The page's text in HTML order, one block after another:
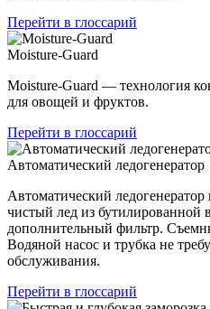
Перейти в глоссарий
Moisture-Guard
Moisture-Guard — технология
для овощей и фруктов.
Перейти в глоссарий
Автоматический ледогенератор
Автоматический
чистый лед из бутилированной
дополнительный фильтр.
Водяной насос и трубка не
обслуживания.
Перейти в глоссарий